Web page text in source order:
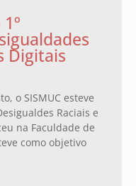
Digitais
o SISMUC esteve
Raciais e
na Faculdade de
como objetivo